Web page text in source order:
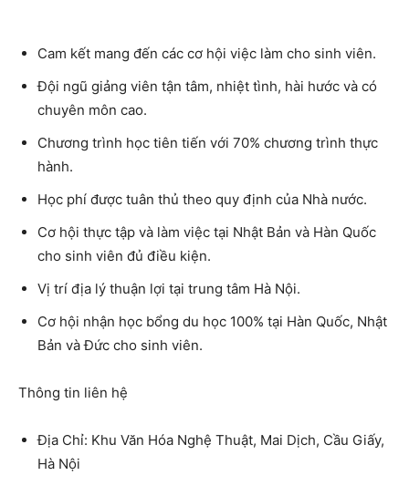
Cam kết mang đến các cơ hội việc làm cho sinh viên.
Đội ngũ giảng viên tận tâm, nhiệt tình, hài hước và có
chuyên môn cao.
Chương trình học tiên tiến với 70% chương trình thực
hành.
Học phí được tuân thủ theo quy định của Nhà nước.
Cơ hội thực tập và làm việc tại Nhật Bản và Hàn Quốc
cho sinh viên đủ điều kiện.
Vị trí địa lý thuận lợi tại trung tâm Hà Nội.
Cơ hội nhận học bổng du học 100% tại Hàn Quốc, Nhật
Bản và Đức cho sinh viên.
Thông tin liên hệ
Địa Chỉ: Khu Văn Hóa Nghệ Thuật, Mai Dịch, Cầu Giấy,
Hà Nội